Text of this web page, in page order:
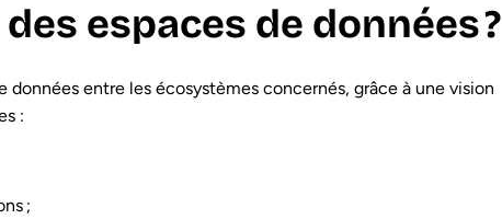
espaces de données ?
entre les écosystèmes concernés, grâce à une vision
:
;